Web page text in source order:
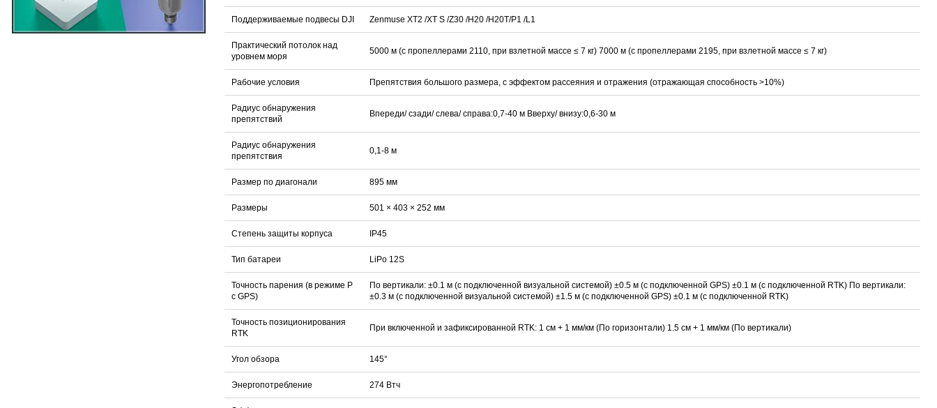
Поддерживаемые подвесы DJI Zenmuse XT2 /XT S /Z30 /H20 /H20T/P1 /L1
Практический потолок над
уровнем моря
5000 м (с пропеллерами 2110, при взлетной массе ≤ 7 кг) 7000 м (с пропеллерами 2195, при взлетной массе ≤ 7 кг)
Рабочие условия Препятствия большого размера, с эффектом рассеяния и отражения (отражающая способность >10%)
Радиус обнаружения
препятствий
Впереди/ сзади/ слева/ справа:0,7-40 м Вверху/ внизу:0,6-30 м
Радиус обнаружения
препятствия
0,1-8 м
Размер по диагонали 895 мм
Размеры 501 × 403 × 252 мм
Степень защиты корпуса IP45
Тип батареи LiPo 12S
Точность парения (в режиме P
с GPS)
По вертикали: ±0.1 м (с подключенной визуальной системой) ±0.5 м (с подключенной GPS) ±0.1 м (с подключенной RTK) По вертикали:
±0.3 м (с подключенной визуальной системой) ±1.5 м (с подключенной GPS) ±0.1 м (с подключенной RTK)
Точность позиционирования
RTK
При включенной и зафиксированной RTK: 1 см + 1 мм/км (По горизонтали) 1.5 см + 1 мм/км (По вертикали)
Угол обзора 145°
Энергопотребление 274 Втч